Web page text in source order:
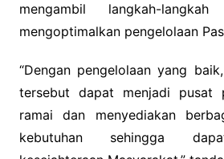
mengambil langkah-
mengoptimalkan pengelolaan
“Dengan pengelolaan yang
tersebut dapat menjadi pusat
ramai dan menyediakan
kebutuhan sehingga